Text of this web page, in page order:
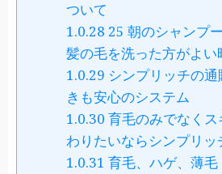
ついて
1.0.28 25 朝のシャンプ
髪の毛を洗った方がよい
1.0.29 シンプリッチの
きも安心のシステム
1.0.30 育毛のみでなく
わりたいならシンプリッ
1.0.31 育毛、ハゲ、薄毛